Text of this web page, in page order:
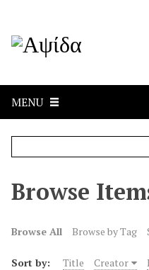
MENU
Browse
Browse All Browse by Tag
Sort by: Title Creator